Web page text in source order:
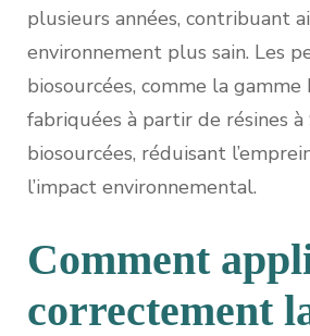
plusieurs années, contribuant
environnement plus sain. Les
biosourcées, comme la gamme
fabriquées à partir de résines à
biosourcées, réduisant
l’impact environnemental.
Comment
correctement